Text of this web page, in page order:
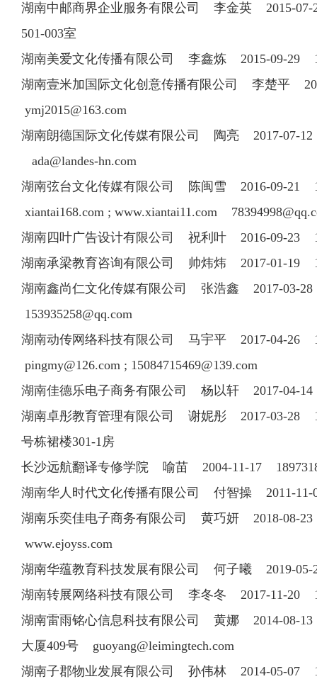
湖南中邮商界企业服务有限公司 李金英 2015-07-
501-003室
湖南美爱文化传播有限公司 李鑫炼 2015-09-29
湖南壹米加国际文化创意传播有限公司 李楚平
ymj2015@163.com
湖南朗德国际文化传媒有限公司 陶亮 2017-07-12
ada@landes-hn.com
湖南弦台文化传媒有限公司 陈闽雪 2016-09-21
xiantai168.com ; www.xiantai11.com
湖南四叶广告设计有限公司 祝利叶 2016-09-23
湖南承梁教育咨询有限公司 帅炜炜 2017-01-19
湖南鑫尚仁文化传媒有限公司 张浩鑫 2017-03-
153935258@qq.com
湖南动传网络科技有限公司 马宇平 2017-04-26
pingmy@126.com; 15084715469@139.com
湖南佳德乐电子商务有限公司 杨以轩 2017-04-
湖南卓彤教育管理有限公司 谢妮彤 2017-03-28
号栋裙楼301-1房
长沙远航翻译专修学院 喻苗 2004-11-17
湖南华人时代文化传播有限公司 付智操 2011-
湖南乐奕佳电子商务有限公司 黄巧妍 2018-08-
www.ejoyss.com
湖南华蕴教育科技发展有限公司 何子曦 2019-
湖南转展网络科技有限公司 李冬冬 2017-11-20
湖南雷雨铭心信息科技有限公司 黄娜 2014-08-13
大厦409号 guoyang@leimingtech.com
湖南子郡物业发展有限公司 孙伟林 2014-05-07